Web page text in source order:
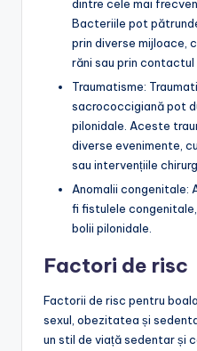
dintre cele mai
Bacteriile pot
prin diverse mijloace,
răni sau prin
Traumatisme:
sacrococcigiană pot
pilonidale. Aceste
diverse evenimente,
sau intervențiile
Anomalii congenitale:
fi fistulele
bolii pilonidale.
Factori de risc
Factorii de risc pentru
sexul, obezitatea și
un stil de viață sedentar și